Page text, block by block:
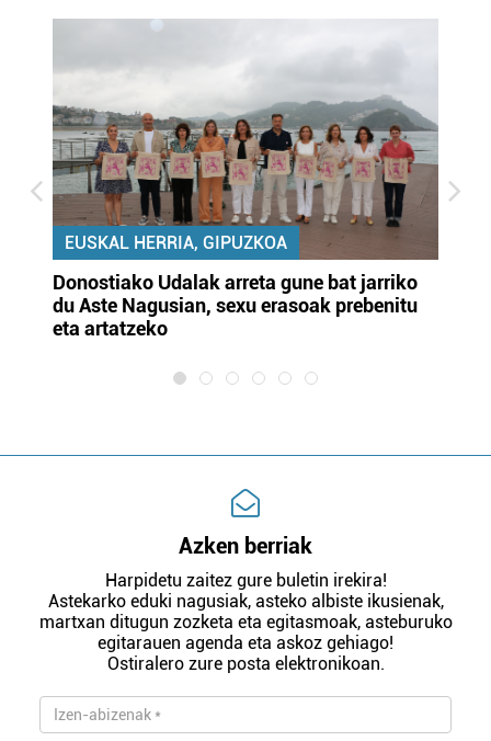
EUSKAL HERRIA, GIPUZKOA
Donostiako Udalak arreta gune bat jarriko
du Aste Nagusian, sexu erasoak prebenitu
eta artatzeko
Azken berriak
Harpidetu zaitez gure buletin irekira!
Astekarko eduki nagusiak, asteko albiste ikusienak,
martxan ditugun zozketa eta egitasmoak, asteburuko
egitarauen agenda eta askoz gehiago!
Ostiralero zure posta elektronikoan.